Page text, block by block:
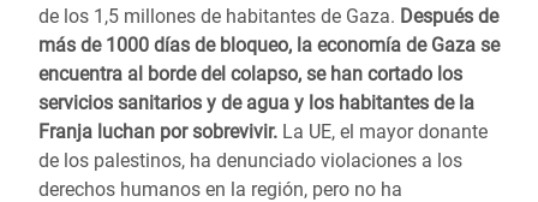
de los 1,5 millones de habitantes de Gaza. Después de
más de 1000 días de bloqueo, la economía de Gaza se
encuentra al borde del colapso, se han cortado los
servicios sanitarios y de agua y los habitantes de la
Franja luchan por sobrevivir. La UE, el mayor donante
de los palestinos, ha denunciado violaciones a los
derechos humanos en la región, pero no ha